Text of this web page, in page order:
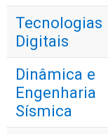
Tecnologias
Digitais
Dinâmica e
Engenharia
Sísmica